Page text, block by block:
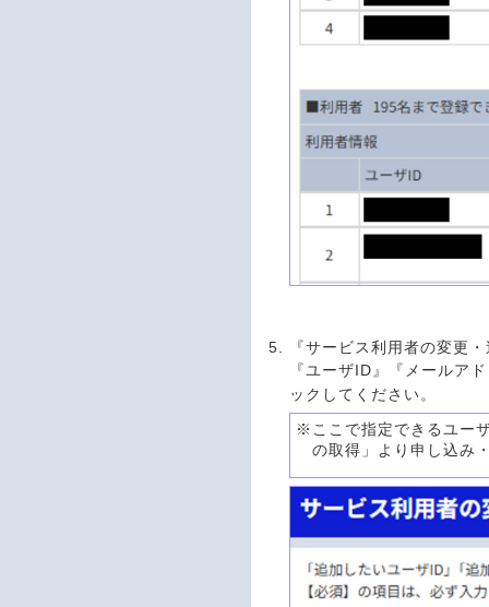
『サービス利用者の変更
『ユーザID』『メールア
ックしてください。
※ ここで指定できるユー
の取得」より申し込み